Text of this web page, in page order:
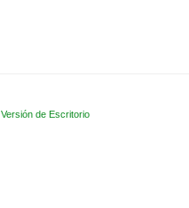
Versión de Escritorio